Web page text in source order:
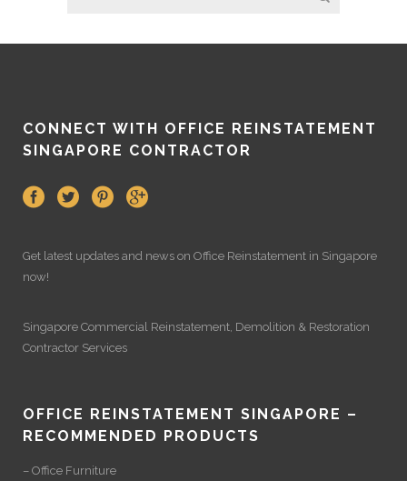
CONNECT WITH OFFICE REINSTATEMENT
SINGAPORE CONTRACTOR
Get latest updates and news on Office Reinstatement in Singapore
now!
Singapore Commercial Reinstatement Demolition & Restoration
Contractor Services
OFFICE REINSTATEMENT SINGAPORE –
RECOMMENDED PRODUCTS
– Office Furniture